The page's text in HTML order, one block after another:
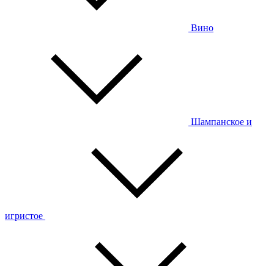
Вино
Шампанское и
игристое